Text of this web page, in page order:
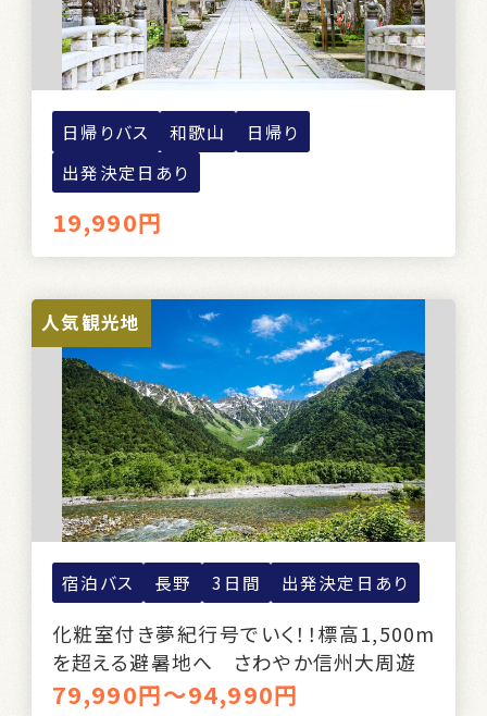
日帰りバス 和歌山
日帰り
出発決定日あり
19,990円
人気観光地
宿泊バス 長野 3日間 出発決定日あり
化粧室付き夢紀行号でいく！！標高1,500m
を超える避暑地へ さわやか信州大周遊
79,990円～94,990円